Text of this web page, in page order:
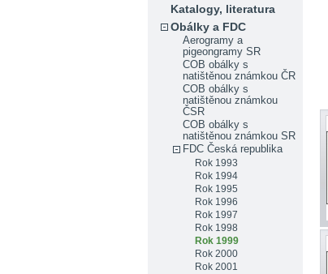
Katalogy, literatura
Obálky a FDC
Aerogramy a
pigeongramy SR
COB obálky s
natištěnou známkou ČR
COB obálky s
natištěnou známkou
ČSR
COB obálky s
natištěnou známkou SR
FDC Česká republika
Rok 1993
Rok 1994
Rok 1995
Rok 1996
Rok 1997
Rok 1998
Rok 1999
Rok 2000
Rok 2001